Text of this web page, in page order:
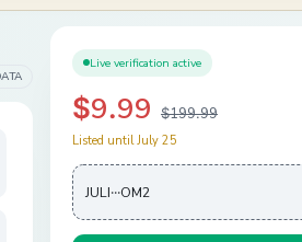
Live verification active
$9.99 $199.99
Listed until July 25
JULI···OM2